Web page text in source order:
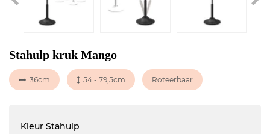
Stahulp kruk Mango
36cm 54 - 79,5cm Roteerbaar
Kleur Stahulp